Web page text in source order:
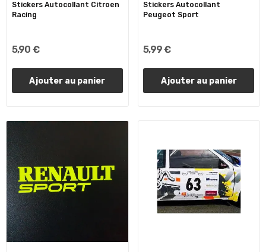
Stickers Autocollant Citroen
Racing
5,90 €
Ajouter au panier
Stickers Autocollant
Peugeot Sport
5,99 €
Ajouter au panier